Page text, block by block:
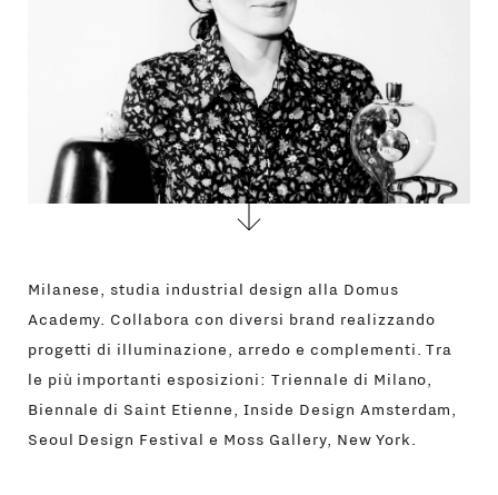
Milanese, studia industrial design alla Domus
Academy. Collabora con diversi brand realizzando
progetti di illuminazione, arredo e complementi. Tra
le più importanti esposizioni: Triennale di Milano,
Biennale di Saint Etienne, Inside Design Amsterdam,
Seoul Design Festival e Moss Gallery, New York.